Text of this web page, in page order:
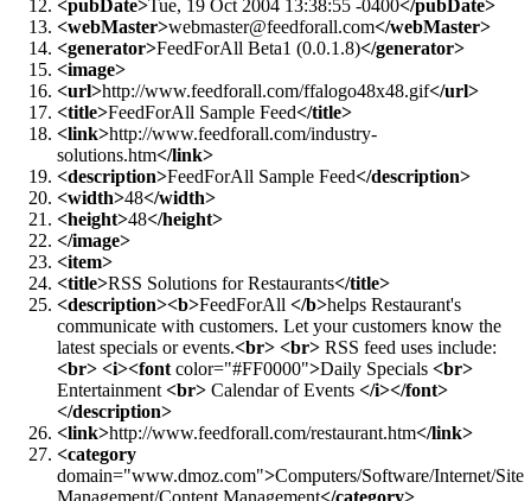
-0400</lastBuildDate>
<managingEditor>marketing@feedforall.com</
<pubDate>Tue, 19 Oct 2004 13:38:55 -0400</pubDate>
<webMaster>
<generator> FeedForAll Beta1 (0.0.1.8)</generator>
<image>
<url>http://www.feedforall.com/ffalogo48x48.gif
<title>FeedForAll Sample Feed
<link>http://www.feedforall.com/industry-
solutions.htm</link>
<description>FeedForAll Sample Feed
<width>48
<height>
</image>
<item>
<title>RSS Solutions for Restaurants</title>
<description><b>FeedForAll</b>helps Restaurant's
communicate with customers. Let your customers know the
latest specials or events.<br> <br>RSS feed uses include:
<br> <i><font
<br>
Entertainment <br>Calendar of Events</i></font>
</description>
<link>http://www.feedforall.com/restaurant.htm</link>